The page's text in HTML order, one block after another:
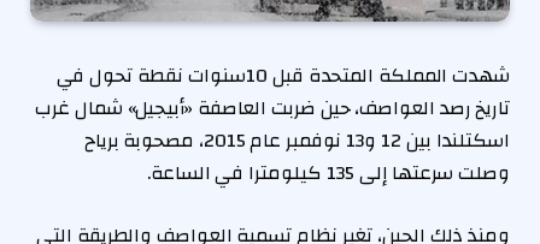
شهدت المملكة المتحدة قبل 10سنوات نقطة تحول في
تاريخ رصد العواصف، حين ضربت العاصفة «أبيجيل» شمال غرب
اسكتلندا بين 12 و13 نوفمبر عام 2015، مصحوبة برياح
وصلت سرعتها إلى 135 كيلومترا في الساعة.
ومنذ ذلك الحين، تغير نظام تسمية العواصف والطريقة التي